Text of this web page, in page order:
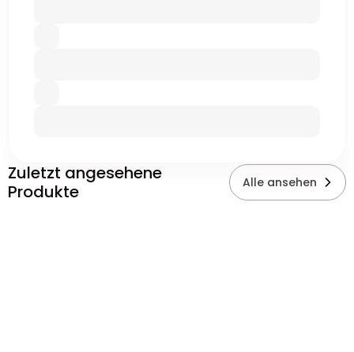
Zuletzt angesehene
Produkte
Alle ansehen